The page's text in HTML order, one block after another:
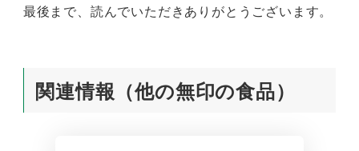
最後まで、読んでいただきありがとうございます。
関連情報（他の無印の食品）